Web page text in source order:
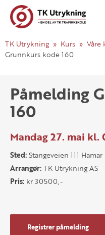
TK Utrykning Kurs
Våre
Grunnkurs kode 160
Påmelding
160
Mandag 27. mai
Sted:Stangeveien 111 Hamar
Arrangør:TK Utrykning AS
Pris: kr 30500,-
Registrer påmelding